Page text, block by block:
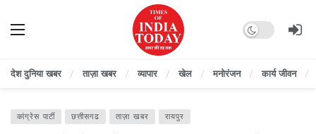
Dark mode
देश दुनिया खबर ताज़ा खबर व्यापार खेल मनोरंजन कार्य जीवन
कांग्रेस पार्टी छत्तीसगढ ताज़ा खबर रायपुर